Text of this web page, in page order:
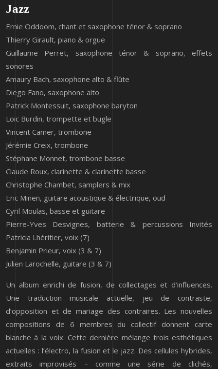
Jazz
Ernie Oddoom, chant et saxophone ténor & soprano
Thierry Girault, piano & orgue
Guillaume Perret, saxophone ténor & soprano, effets
sonores
Amaury Bach, saxophone alto & flûte
Diego Fano, saxophone alto
Patrick Montessuit, saxophone baryton
Loic Burdin, trompette et bugle
Vincent Camer, trombone
Jérémie Creix, trombone
Stéphane Monnet, trombone basse
Claude Roux, clarinette & clarinette basse
Christophe Chambet, samplers & mix
Eric Minen, guitare acoustique & électrique, oud
Cyril Moulas, basse et guitare
Pierre-Yves Desvignes, batterie & percussions Invités
Patricia Lhéritier, voix (7)
Benjamin Prieur, voix (3 & 7)
Julien Larochelle, guitare (3 & 7)
Un album enrichi de fusion, de collectages et d’influences.
Une traduction musicale actuelle, jeu de contraste,
d’opposition et de mariage des contraires. Les nouvelles
compositions de 6 membres du collectif donnent carte
blanche à la voix. Cette dernière mélange trois esthétiques
actuelles : l’électro, la fusion et le jazz. Des cellules hybrides,
extraits improvisés – comme une série de clichés,